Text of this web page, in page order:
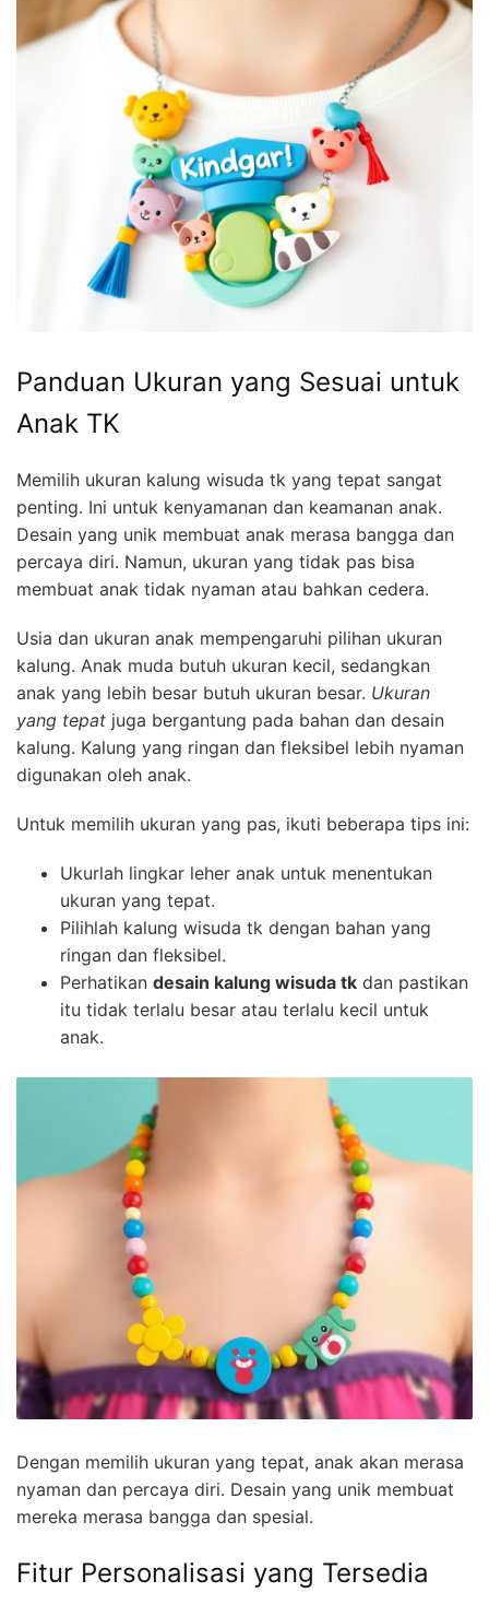
Panduan Ukuran yang Sesuai untuk
Anak TK
Memilih ukuran kalung wisuda tk yang tepat sangat
penting. Ini untuk kenyamanan dan keamanan anak.
Desain yang unik membuat anak merasa bangga dan
percaya diri. Namun, ukuran yang tidak pas bisa
membuat anak tidak nyaman atau bahkan cedera.
Usia dan ukuran anak mempengaruhi pilihan ukuran
kalung. Anak muda butuh ukuran kecil, sedangkan
anak yang lebih besar butuh ukuran besar. Ukuran
yang tepat juga bergantung pada bahan dan desain
kalung. Kalung yang ringan dan fleksibel lebih nyaman
digunakan oleh anak.
Untuk memilih ukuran yang pas, ikuti beberapa tips ini:
Ukurlah lingkar leher anak untuk menentukan
ukuran yang tepat.
Pilihlah kalung wisuda tk dengan bahan yang
ringan dan fleksibel.
Perhatikan desain kalung wisuda tk dan pastikan
itu tidak terlalu besar atau terlalu kecil untuk
anak.
Dengan memilih ukuran yang tepat, anak akan merasa
nyaman dan percaya diri. Desain yang unik membuat
mereka merasa bangga dan spesial.
Fitur Personalisasi yang Tersedia